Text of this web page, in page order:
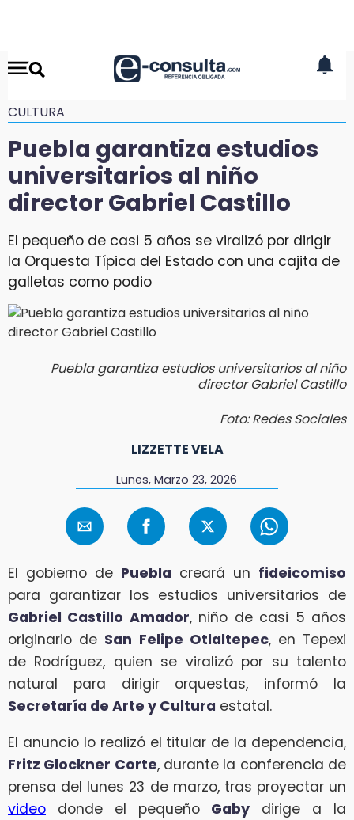
CULTURA
Puebla garantiza estudios
universitarios al niño
director Gabriel Castillo
El pequeño de casi 5 años se viralizó por dirigir
la Orquesta Típica del Estado con una cajita de
galletas como podio
Puebla garantiza estudios universitarios al niño
director Gabriel Castillo
Foto: Redes Sociales
LIZZETTE VELA
Lunes, Marzo 23, 2026
El gobierno de Puebla creará un fideicomiso
para garantizar los estudios universitarios de
Gabriel Castillo Amador, niño de casi 5 años
originario de San Felipe Otlaltepec, en Tepexi
de Rodríguez, quien se viralizó por su talento
natural para dirigir orquestas, informó la
Secretaría de Arte y Cultura estatal.
El anuncio lo realizó el titular de la dependencia,
Fritz Glockner Corte, durante la conferencia de
prensa del lunes 23 de marzo, tras proyectar un
video donde el pequeño Gaby dirige a la